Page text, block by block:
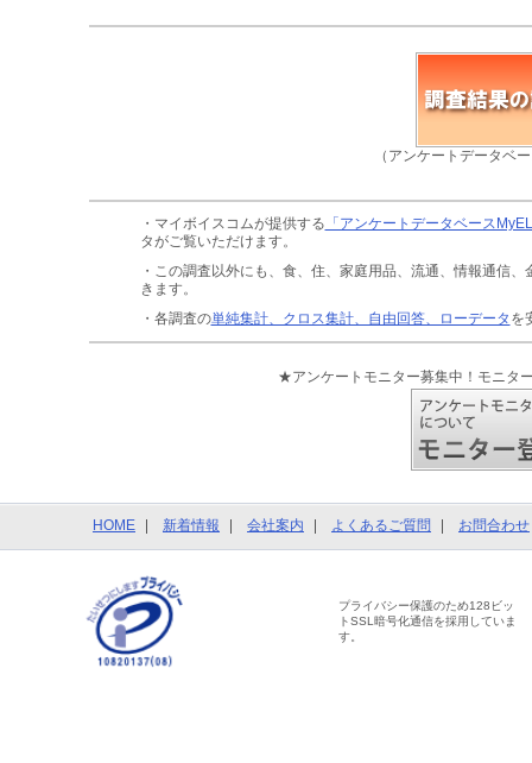
（アンケートデータベ
・マイボイスコムが提供する 「アンケートデータベース
タがご覧いただけます。
・この調査以外にも、食、住、家庭用品、流通、情報通信、
きます。
・各調査の単純集計、クロス集計、自由回答、ローデータ を
★アンケートモニター募集中！モニタ
HOME 新着情報 会社案内 よくあるご質問 お問合わせ
プライバシー保護のため128ビッ
トSSL暗号化通信を採用していま
す。